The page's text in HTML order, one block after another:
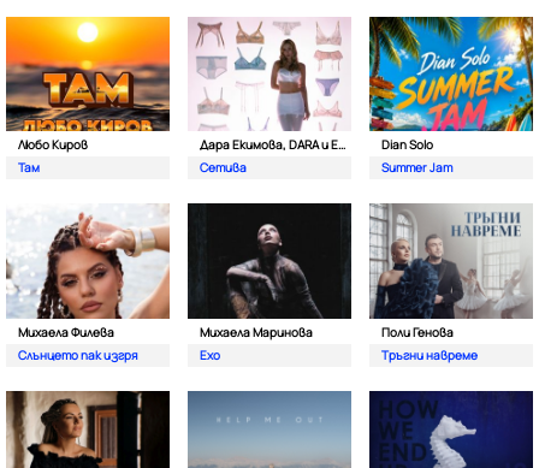
Любо Киров
Там
Дара Екимова, DARA и Eva Lea
Сетива
Dian Solo
Summer Jam
Михаела Филева
Слънцето пак изгря
Михаела Маринова
Ехо
Поли Генова
Тръгни навреме